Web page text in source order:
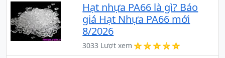
Hạt nhựa PA66 là gì? Báo
giá Hạt Nhựa PA66 mới
8/2026
3033 Lượt xem